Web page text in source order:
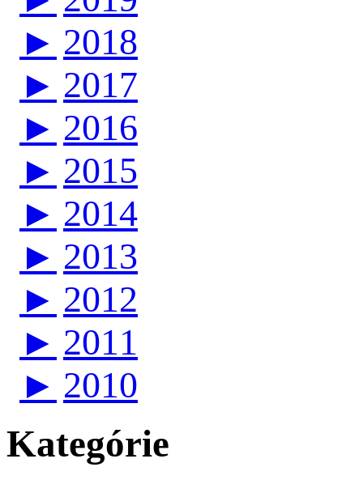
► 2018
► 2017
► 2016
► 2015
► 2014
► 2013
► 2012
► 2011
► 2010
Kategórie